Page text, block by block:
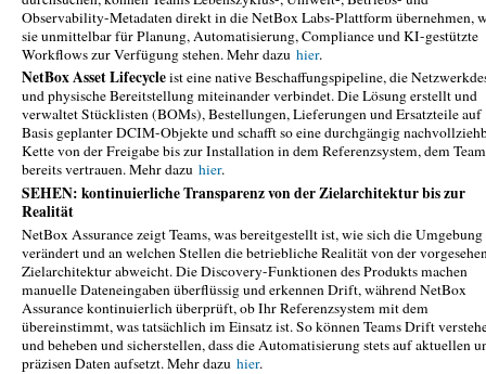
Observability-Metadaten direkt in die NetBox Labs-Plattform übernehmen,
sie unmittelbar für Planung, Automatisierung, Compliance und KI-gestützte
Workflows zur Verfügung stehen. Mehr dazu hier.
NetBox Asset Lifecycleist eine native Beschaffungspipeline, die
und physische Bereitstellung miteinander verbindet. Die Lösung erstellt und
verwaltet Stücklisten (BOMs), Bestellungen, Lieferungen und Ersatzteile auf
Basis geplanter DCIM-Objekte und schafft so eine durchgängig
Kette von der Freigabe bis zur Installation in dem Referenzsystem, dem
bereits vertrauen. Mehr dazu hier.
SEHEN: kontinuierliche Transparenz von der Zielarchitektur bis zur
Realität
NetBox Assurance zeigt Teams, was bereitgestellt ist, wie sich die Umgebung
verändert und an welchen Stellen die betriebliche Realität von der
Zielarchitektur abweicht. Die Discovery-Funktionen des Produkts machen
manuelle Dateneingaben überflüssig und erkennen Drift, während NetBox
Assurance kontinuierlich überprüft, ob Ihr Referenzsystem mit dem
übereinstimmt, was tatsächlich im Einsatz ist. So können Teams Drift
und beheben und sicherstellen, dass die Automatisierung stets auf aktuellen
präzisen Daten aufsetzt. Mehr dazu hier.